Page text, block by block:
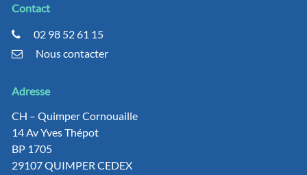
Contact
02 98 52 61 15
Nous contacter
Adresse
CH – Quimper Cornouaille
14 Av Yves Thépot
BP 1705
29107 QUIMPER CEDEX